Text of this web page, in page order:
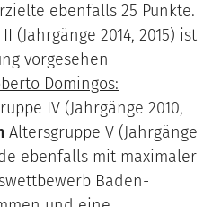
ebenfalls 25 Punkte.
(Jahrgänge 2014, 2015) ist
vorgesehen
Domingos:
IV (Jahrgänge 2010,
Altersgruppe V (Jahrgänge
ebenfalls mit maximaler
Baden-